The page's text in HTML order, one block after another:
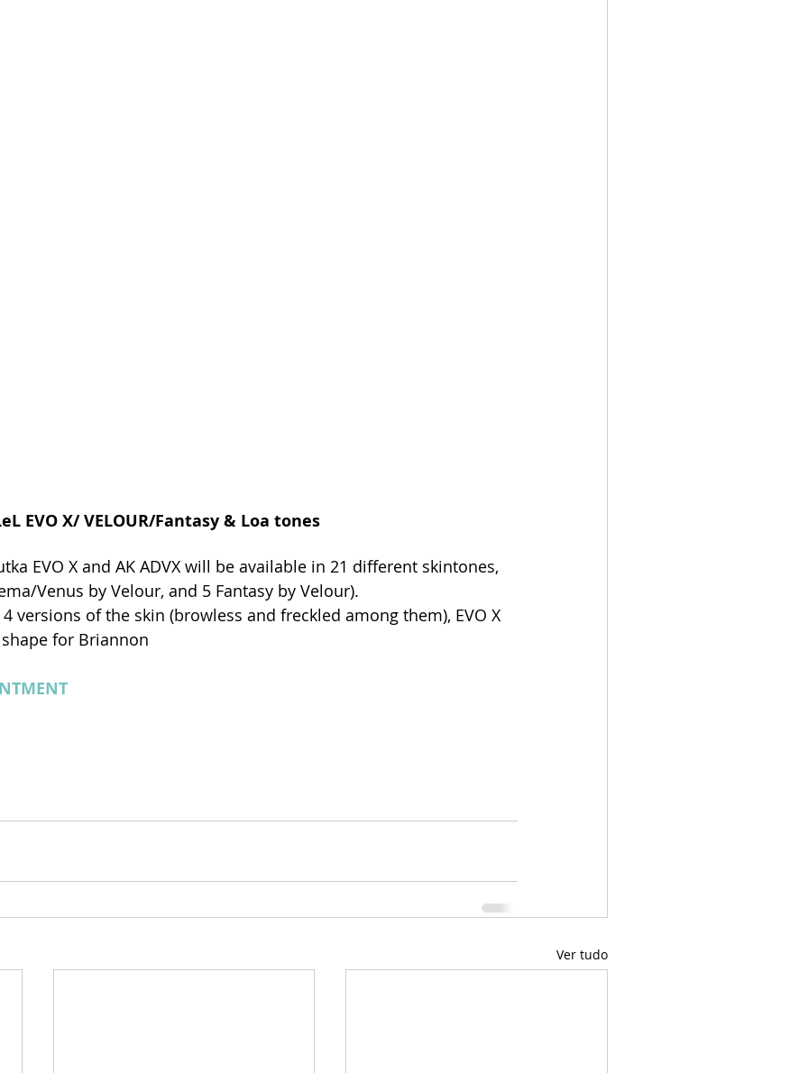
EVO X/ VELOUR/Fantasy & Loa tones
EVO X and AK ADVX will be available in 21 different skintones,
Venus by Velour, and 5 Fantasy by Velour).
versions of the skin (browless and freckled among them), EVO X
for Briannon
Ver tudo